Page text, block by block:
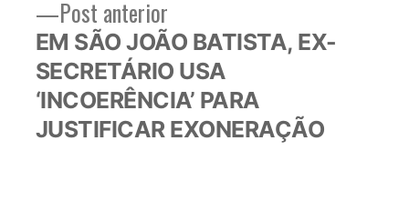
Post anteriorPost
anterior:
EM SÃO JOÃO BATISTA, EX-
SECRETÁRIO USA
‘INCOERÊNCIA’ PARA
JUSTIFICAR EXONERAÇÃO